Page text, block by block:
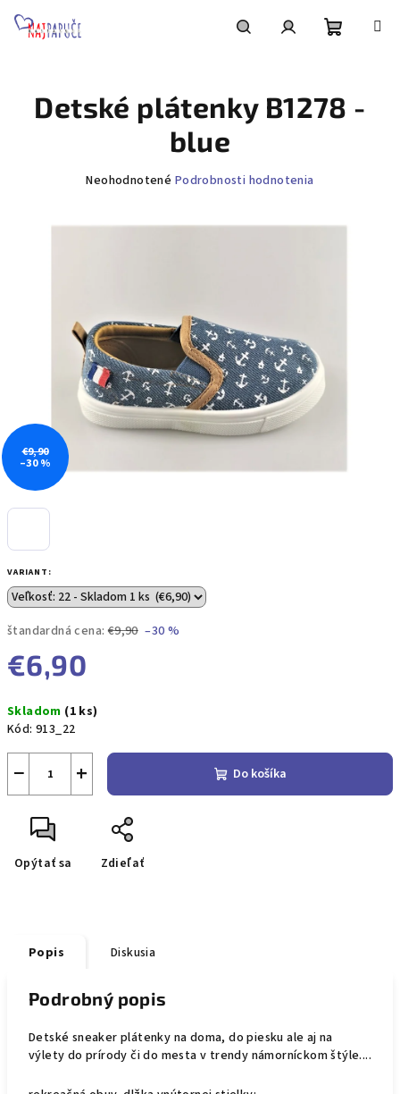
košík
VARIANT:
štandardná cena: €9,90 –30 %
€6,90
cena:
Skladom (1 ks)
Kód: 913_22
+
− Do košíka
Opýtať sa Zdieľať
Detské plátenky B1278 -
blue
Priemerné
Neohodnotené Podrobnosti hodnotenia
€9,90
–30 %
Popis Diskusia
Podrobný popis
Detské sneaker plátenky na doma, do piesku ale aj na
výlety do prírody či do mesta v trendy námorníckom štýle....